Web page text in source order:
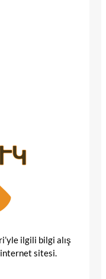
ilgili bilgi alış
sitesi.